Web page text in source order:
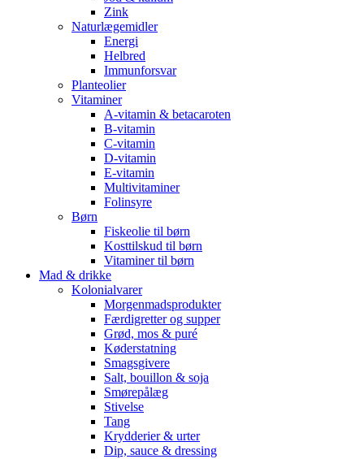
Zink
Naturlægemidler
Energi
Helbred
Immunforsvar
Planteolier
Vitaminer
A-vitamin & betacaroten
B-vitamin
C-vitamin
D-vitamin
E-vitamin
Multivitaminer
Folinsyre
Børn
Fiskeolie til børn
Kosttilskud til børn
Vitaminer til børn
Mad & drikke
Kolonialvarer
Morgenmadsprodukter
Færdigretter og supper
Grød, mos & puré
Køderstatning
Smagsgivere
Salt, bouillon & soja
Smørepålæg
Stivelse
Tang
Krydderier & urter
Dip, sauce & dressing